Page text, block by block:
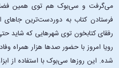
می‌گرفت و سی‌بوک هم توی همین فضا
فرستادن کتاب به دوردست‌ترین جاهای
رفقای کتابخون توی شهرهایی که شاید
رویا امروز با حضور صدها هزار همراه
شده. این ‌روزها سی‌بوک با استفاده از